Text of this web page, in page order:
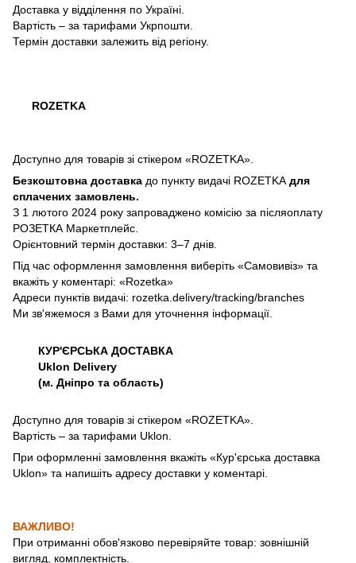
Доставка у відділення по Україні.
Вартість – за тарифами Укрпошти.
Термін доставки залежить від регіону.
ROZETKA
Доступно для товарів зі стікером «ROZETKA».
Безкоштовна доставка до пункту видачі ROZETKA для
сплачених замовлень.
З 1 лютого 2024 року запроваджено комісію за післяоплату
РОЗЕТКА Маркетплейс.
Орієнтовний термін доставки: 3–7 днів.
Під час оформлення замовлення виберіть «Самовивіз» та
вкажіть у коментарі: «Rozetka»
Адреси пунктів видачі: rozetka.delivery/tracking/branches
Ми зв'яжемося з Вами для уточнення інформації.
КУР'ЄРСЬКА ДОСТАВКА
Uklon Delivery
(м. Дніпро та область)
Доступно для товарів зі стікером «ROZETKA».
Вартість – за тарифами Uklon.
При оформленні замовлення вкажіть «Кур'єрська доставка
Uklon» та напишіть адресу доставки у коментарі.
ВАЖЛИВО!
При отриманні обов'язково перевіряйте товар: зовнішній
вигляд, комплектність.